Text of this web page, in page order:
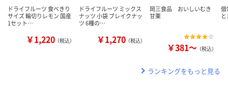
ドライフルーツ 食べきり
サイズ 輪切りレモン 国産
1セット…
￥1,220 （税込）
ドライフルーツ ミックス
ナッツ 小袋 ブレイクナッ
ツ 6種の…
￥1,270 （税込）
岡三食品 おいしいむき
甘栗
￥381～ （税込）
ランキングをもっと見る